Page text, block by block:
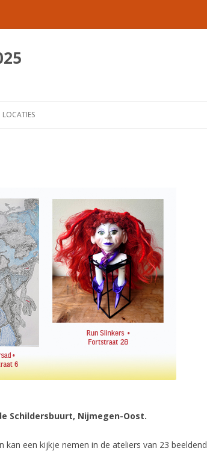
LOCATIES
Schildersbuurt, Nijmegen-Oost.
een kijkje nemen in de ateliers van 23 beeldend